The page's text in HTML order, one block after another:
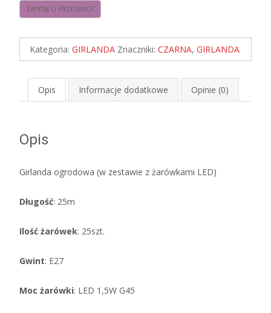
sznur
25m
+
żarówki
1,5W
Kategoria: GIRLANDA Znaczniki: CZARNA, GIRLANDA
Opis Informacje dodatkowe Opinie (0)
Opis
Girlanda ogrodowa (w zestawie z żarówkami LED)
Długość: 25m
Ilość żarówek: 25szt.
Gwint: E27
Moc żarówki: LED 1,5W G45